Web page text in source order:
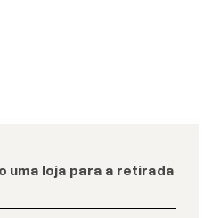
uma loja para a retirada